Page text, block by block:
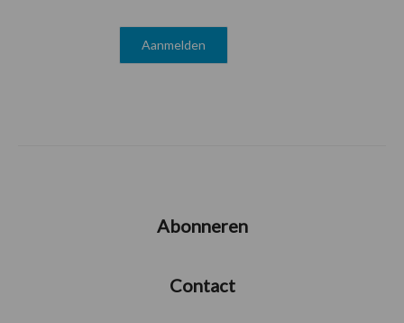
Abonneren
Contact